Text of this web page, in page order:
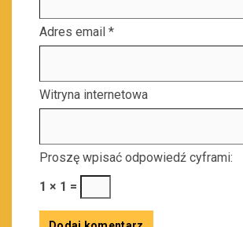
Adres email *
Witryna internetowa
Proszę wpisać odpowiedź cyframi:
1 × 1 =